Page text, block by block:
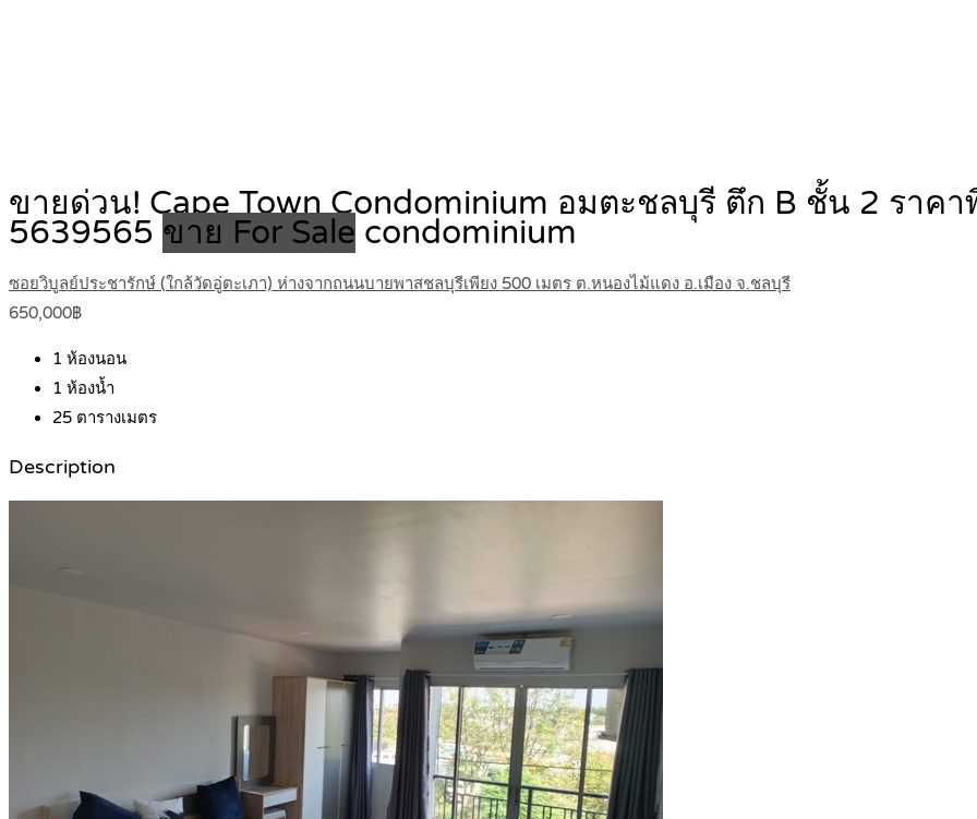
ขายด่วน! Cape Town Condominium อมตะชลบุรี ตึก B ชั้น 2 ราคา
5639565 ขาย For Sale condominium
ซอยวิบูลย์ประชารักษ์ (ใกล้วัดอู่ตะเภา) ห่างจากถนนบายพาสชลบุรีเพียง 500 เมตร ต.หนองไม้แดง อ.เมือง จ.ชลบุรี
650,000฿
1 ห้องนอน
1 ห้องน้ำ
25 ตารางเมตร
Description